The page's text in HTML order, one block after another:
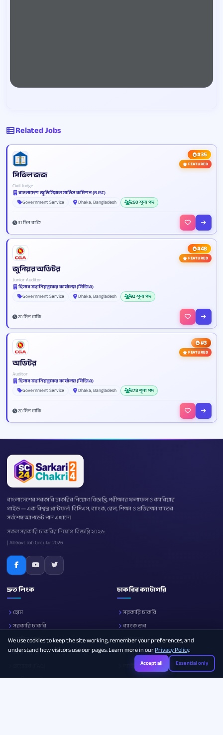
Related Jobs
#35
FEATURED
সিভিল জজ
Civil Judge
বাংলাদেশ জুডিসিয়াল সার্ভিস কমিশন (BJSC)
Government Service
Dhaka, Bangladesh 250 শূন্য পদ
31 দিন বাকি
#48
FEATURED
জুনিয়র অডিটর
Junior Auditor
হিসাব মহানিয়ন্ত্রকের কার্যালয় (সিজিএ)
Government Service
Dhaka, Bangladesh 92 শূন্য পদ
20 দিন বাকি
#3
FEATURED
অডিটর
Auditor
হিসাব মহানিয়ন্ত্রকের কার্যালয় (সিজিএ)
Government Service
Dhaka, Bangladesh 378 শূন্য পদ
20 দিন বাকি
বাংলাদেশের সরকারি চাকরির নিয়োগ বিজ্ঞপ্তি, পরীক্ষার ফলাফল ও ক্যারিয়ার
গাইড — এক বিশ্বস্ত প্ল্যাটফর্ম। বিসিএস, ব্যাংক, রেল, শিক্ষা ও প্রতিরক্ষা খাতের
সর্বশেষ আপডেট পান এখানে।
সকল সরকারি চাকরির নিয়োগ বিজ্ঞপ্তি ২০২৬
| All Govt Job Circular 2026
দ্রুত লিংক
হোম
সরকারি চাকরি
নোটিশ বোর্ড
আমাদের সম্পর্কে
ক্যারিয়ার গাইড
চাকরির ক্যাটাগরি
সরকারি চাকরি
ব্যাংক জব
প্রতিরক্ষা
শিক্ষা
আইসিটি
We use cookies to keep the site working, remember your preferences, and
understand how visitors use our pages. Learn more in ourPrivacy Policy.
Accept all Essential only